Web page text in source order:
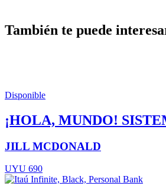
También te puede
Disponible
¡HOLA, MUNDO!
JILL MCDONALD
UYU 690